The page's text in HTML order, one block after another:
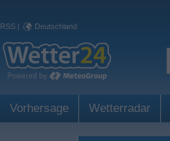
RSS | Deutschland
Vorhersage Wetterradar